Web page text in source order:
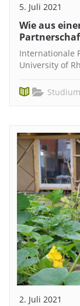
5. Juli 2021
Wie aus
Internationale
University of
2. Juli 2021